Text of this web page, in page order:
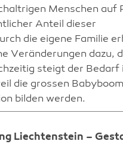
Menschen auf
Anteil dieser
die eigene Familie
Veränderungen dazu,
steigt der Bedarf
die grossen
bilden werden.
Liechtenstein –